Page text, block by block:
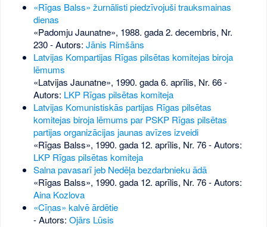
«Rīgas Balss» žurnālisti piedzīvojuši trauksmainas
dienas
«Padomju Jaunatne», 1988. gada 2. decembris, Nr.
230- Autors: Jānis Rimšāns
Latvijas Kompartijas Rīgas pilsētas komitejas biroja
lēmums
«Latvijas Jaunatne», 1990. gada 6. aprīlis, Nr. 66-
Autors: LKP Rīgas pilsētas komiteja
Latvijas Komunistiskās partijas Rīgas pilsētas
komitejas biroja lēmums par PSKP Rīgas pilsētas
partijas organizācijas jaunas avīzes izveidi
«Rīgas Balss», 1990. gada 12. aprīlis, Nr. 76- Autors:
LKP Rīgas pilsētas komiteja
Salna pavasarī jeb Nedēļa bezdarbnieku ādā
«Rīgas Balss», 1990. gada 12. aprīlis, Nr. 76- Autors:
Aina Kozlova
«Cīņas» kalvē ārdētie
- Autors: Ojārs Lūsis